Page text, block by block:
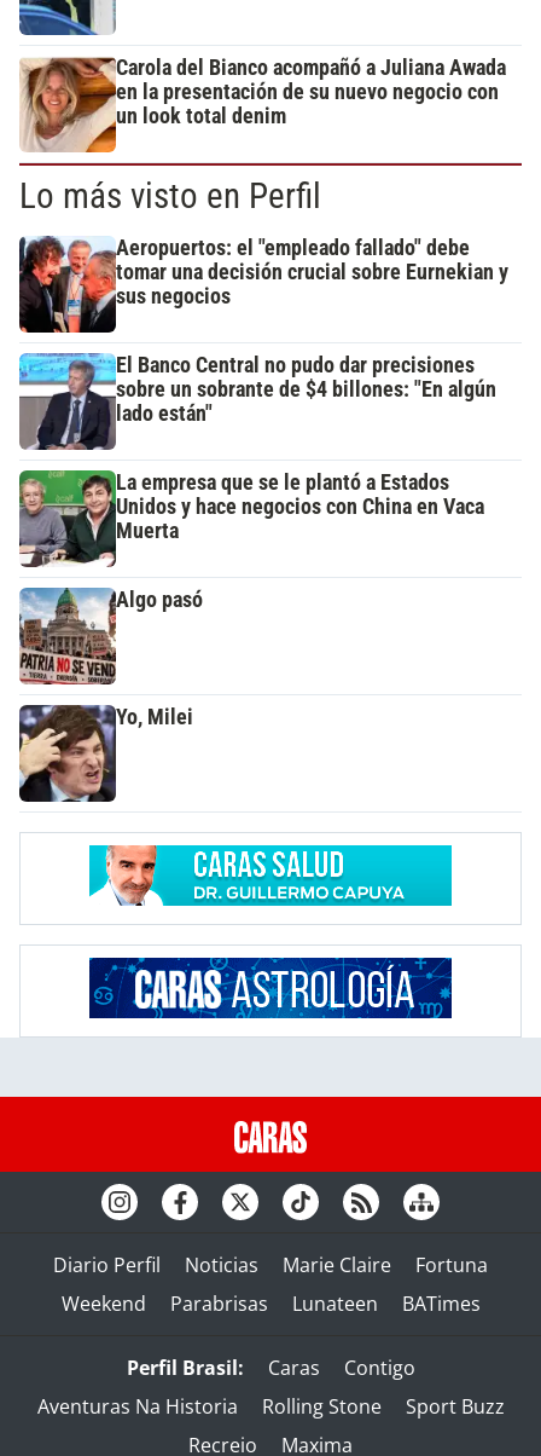
Carola del Bianco acompañó a Juliana Awada
en la presentación de su nuevo negocio con
un look total denim
Lo más visto en Perfil
Aeropuertos: el "empleado fallado" debe
tomar una decisión crucial sobre Eurnekian y
sus negocios
El Banco Central no pudo dar precisiones
sobre un sobrante de $4 billones: "En algún
lado están"
La empresa que se le plantó a Estados
Unidos y hace negocios con China en Vaca
Muerta
Algo pasó
Yo, Milei
Diario Perfil Noticias Marie Claire
Fortuna
Weekend
Parabrisas Lunateen BATimes
Perfil Brasil: Caras
Contigo
Aventuras Na Historia
Rolling Stone
Sport Buzz
Recreio
Maxima